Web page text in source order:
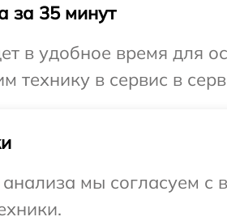
за 35 минут
в удобное время для
технику в сервис в
мы согласуем с